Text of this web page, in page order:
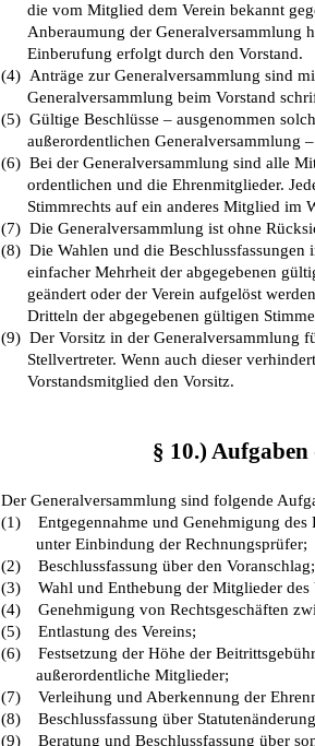
die vom Mitglied dem Verein bekannt
Anberaumung der Generalversammlung
Einberufung erfolgt durch den Vorstand.
(4) Anträge zur Generalversammlung sind
Generalversammlung beim Vorstand
(5) Gültige Beschlüsse – ausgenommen
außerordentlichen Generalversammlung
(6) Bei der Generalversammlung sind alle
ordentlichen und die Ehrenmitglieder.
Stimmrechts auf ein anderes Mitglied im
(7) Die Generalversammlung ist ohne
(8) Die Wahlen und die
einfacher Mehrheit der abgegebenen
geändert oder der Verein aufgelöst
Dritteln der abgegebenen gültigen
(9) Der Vorsitz in der Generalversammlung
Stellvertreter. Wenn auch dieser
Vorstandsmitglied den Vorsitz.
§ 10.)
Der Generalversammlung sind folgende
(1)
Entgegennahme und Genehmigung des
unter Einbindung der Rechnungsprüfer;
(2)
Beschlussfassung über den Voranschlag;
(3)
Wahl und Enthebung der Mitglieder
(4)
Genehmigung von Rechtsgeschäften
(5)
Entlastung des Vereins;
(6)
Festsetzung der Höhe der
außerordentliche Mitglieder;
(7)
Verleihung und Aberkennung der
(8)
Beschlussfassung über
(9)
Beratung und Beschlussfassung über